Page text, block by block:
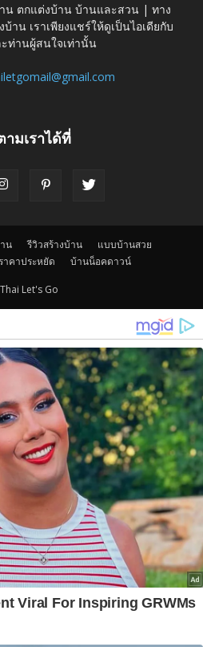
น ตกแต่งบ้าน บ้านและสวน | ทาง
าน เราเพียงแชร์ให้ดูเป็นไอเดียกับ
ท่านผู้สนใจเท่านั้น
ามเราได้ที่
น รีวิวสร้างบ้าน
แบบบ้านสวย
าคาประหยัด บ้านน็อคดาวน์
Let's Go